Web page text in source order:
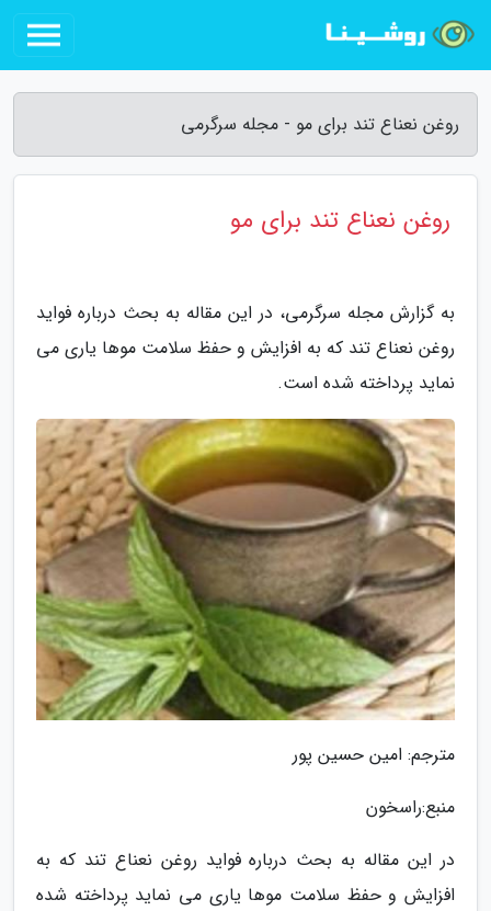
روغن نعناع تند برای مو - مجله سرگرمی
روغن نعناع تند برای مو
به گزارش مجله سرگرمی، در این مقاله به بحث درباره فواید
روغن نعناع تند که به افزایش و حفظ سلامت موها یاری می
نماید پرداخته شده است.
مترجم: امین حسین پور
منبع:راسخون
در این مقاله به بحث درباره فواید روغن نعناع تند که به
افزایش و حفظ سلامت موها یاری می نماید پرداخته شده